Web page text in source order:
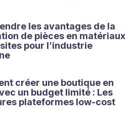
les avantages de la
de pièces en matériaux
pour l’industrie
créer une boutique en
un budget limité : Les
plateformes low-cost